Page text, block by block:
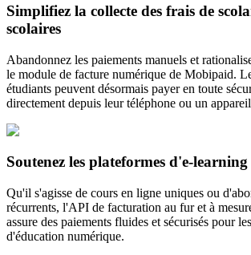
Simplifiez la collecte des frais de
scolaires
Abandonnez les paiements manuels et
le module de facture numérique de Mobipaid.
étudiants peuvent désormais payer en toute
directement depuis leur téléphone ou un
Soutenez les plateformes d'e-
Qu'il s'agisse de cours en ligne uniques ou
récurrents, l'API de facturation au fur et à
assure des paiements fluides et sécurisés pour
d'éducation numérique.